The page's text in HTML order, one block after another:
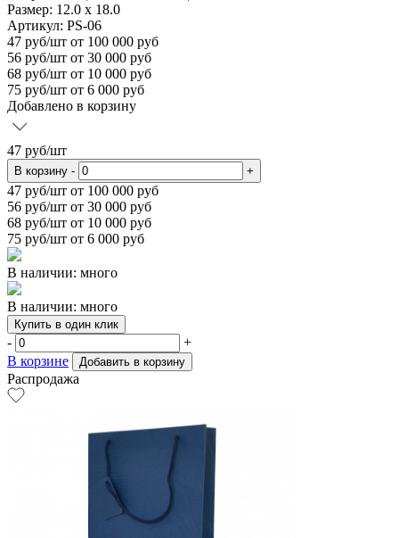
Размер: 12.0 х 18.0
Артикул: PS-06
47 руб/шт от 100 000 руб
56 руб/шт от 30 000 руб
68 руб/шт от 10 000 руб
75 руб/шт от 6 000 руб
Добавлено в корзину
47 руб/шт
В корзину - +
47 руб/шт от 100 000 руб
56 руб/шт от 30 000 руб
68 руб/шт от 10 000 руб
75 руб/шт от 6 000 руб
В наличии: много
В наличии: много
Купить в один клик
-
+
В корзине
Добавить в корзину
Распродажа